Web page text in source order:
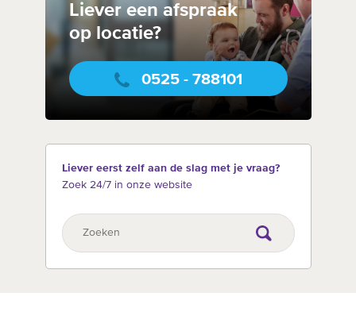
Liever een afspraak
op locatie?
0525 - 788101
Liever eerst zelf aan de slag met je vraag?
Zoek 24/7 in onze website